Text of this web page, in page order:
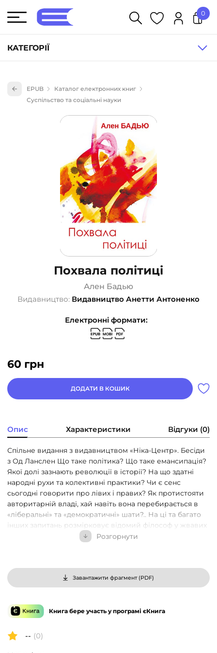
КАТЕГОРІЇ
Книги для дітей (836)
Науково-популярна література (1015)
Навчальна література та посібники (527)
Енциклопедії, довідники, словники (55)
Подарункові сертифікати (1)
0
EPUB
Каталог електронних книг
Суспільство та соціальні науки
Похвала політиці
Ален Бадью
Видавництво: Видавництво Анетти Антоненко
Електронні формати:
60 грн
ДОДАТИ В КОШИК
Опис Характеристики Відгуки (0)
Спільне видання з видавництвом «Ніка-Центр». Бесіди
з Од Ланслен Що таке політика? Що таке емансипація?
Якої долі зазнають революції в історії? На що здатні
народні рухи та колективні практики? Чи є сенс
сьогодні говорити про лівих і правих? Як протистояти
авторитарній владі, хай навіть вона перебирається в
«ліберальні» та «демократичні» шати?.. На ці та багато
інших запитань розмірковує відомий філософ у жвавих
бесідах і часто загострено полемічних діалогах. Видання
обопільної взаємодії. Ален Бадью: «Мак’явеллі розлого
визначав політику як довершене мистецтво омани. Але
для нас політика має бути дещо іншим: здатністю
справедливий лад і діяти згідно з імперативом
політиці» перетинає часи і континенти. Це щільний
компендіум знань про політику, історію, а отже, й
Розгорнути
Завантажити фрагмент (PDF)
Книга бере участь у програмі єКнига
-- (0)